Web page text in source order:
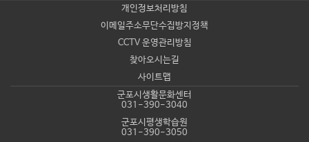
개인정보처리방침
이메일주소무단수집방지정책
CCTV 운영관리방침
찾아오시는길
사이트맵
군포시생활문화센터
031-390-3040
군포시평생학습원
031-390-3050